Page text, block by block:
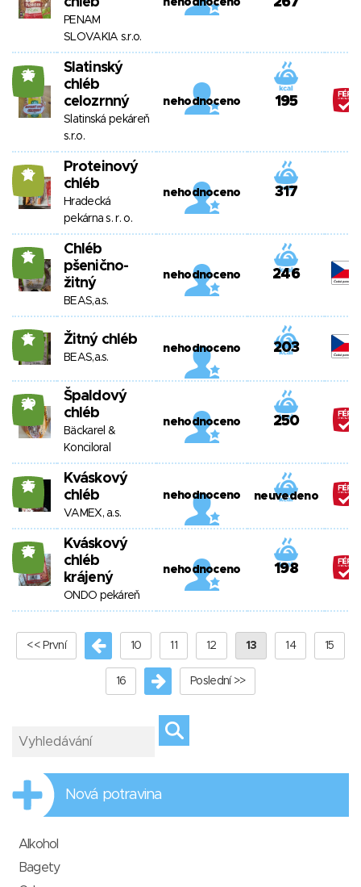
PENAM
SLOVAKIA s.r.o.
nehodnoceno
26
Slatinský
chléb
celozrnný
Slatinská pekáreň
s.r.o.
nehodnoceno 195
13
Proteinový
chléb
Hradecká
pekárna s. r. o.
nehodnoceno 317
16
Chléb
pšenično-
žitný
BEAS,a.s.
nehodnoceno 246
15 Žitný chléb
BEAS,a.s.
nehodnoceno 203
20
Špaldový
chléb
Bäckarel &
Konciloral
nehodnoceno 250
25
Kváskový
chléb
VAMEX, a.s.
nehodnoceno neuvedeno
25
Kváskový
chléb
krájený
ONDO pekáreň
nehodnoceno 198
<< První 10 11 12 13 14 15
16 Poslední >>
Nová potravina
Alkohol
Bagety